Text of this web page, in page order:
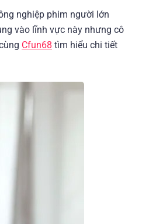
nghiệp phim người lớn
vào lĩnh vực này nhưng cô
Cfun68 tìm hiểu chi tiết